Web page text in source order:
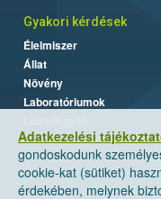
Adatkezelési
gondoskodunk
cookie-kat (sütiket)
érdekében, melynek
Gyakori kérdések
Élelmiszer
Állat
Növény
Laboratóriumok